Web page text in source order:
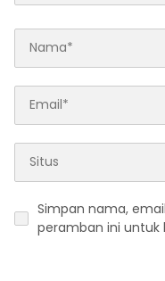
Simpan nama,
peramban ini untuk